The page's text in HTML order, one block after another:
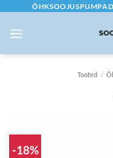
content
Tooted /
-18%